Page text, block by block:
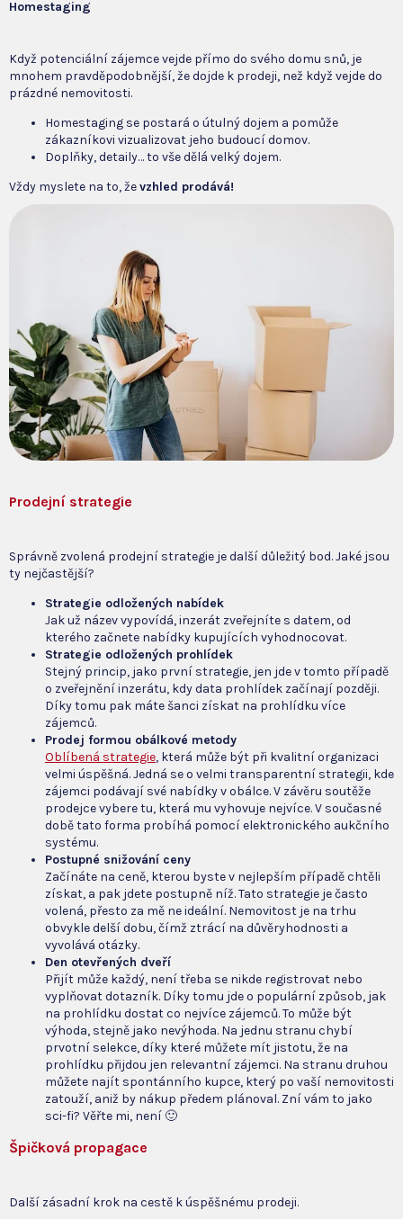
Homestaging
Když potenciální zájemce vejde přímo do svého domu snů, je
mnohem pravděpodobnější, že dojde k prodeji, než když vejde do
prázdné nemovitosti.
Homestaging se postará o útulný dojem a pomůže
zákazníkovi vizualizovat jeho budoucí domov.
Doplňky, detaily… to vše dělá velký dojem.
Vždy myslete na to, ževzhled prodává!
Prodejní strategie
Správně zvolená prodejní strategie je další důležitý bod. Jaké jsou
ty nejčastější?
Strategie odložených nabídek
Jak už název vypovídá, inzerát zveřejníte s datem, od
kterého začnete nabídky kupujících vyhodnocovat.
Strategie odložených prohlídek
Stejný princip, jako první strategie, jen jde v tomto případě
o zveřejnění inzerátu, kdy data prohlídek začínají později.
Díky tomu pak máte šanci získat na prohlídku více
zájemců.
Prodej formou obálkové metody
Oblíbená strategie, která může být při kvalitní organizaci
velmi úspěšná. Jedná se o velmi transparentní strategii, kde
zájemci podávají své nabídky v obálce. V závěru soutěže
prodejce vybere tu, která mu vyhovuje nejvíce. V současné
době tato forma probíhá pomocí elektronického aukčního
systému.
Postupné snižování ceny
Začínáte na ceně, kterou byste v nejlepším případě chtěli
získat, a pak jdete postupně níž. Tato strategie je často
volená, přesto za mě ne ideální. Nemovitost je na trhu
obvykle delší dobu, čímž ztrácí na důvěryhodnosti a
vyvolává otázky.
Den otevřených dveří
Přijít může každý, není třeba se nikde registrovat nebo
vyplňovat dotazník. Díky tomu jde o populární způsob, jak
na prohlídku dostat co nejvíce zájemců. To může být
výhoda, stejně jako nevýhoda. Na jednu stranu chybí
prvotní selekce, díky které můžete mít jistotu, že na
prohlídku přijdou jen relevantní zájemci. Na stranu druhou
můžete najít spontánního kupce, který po vaší nemovitosti
zatouží, aniž by nákup předem plánoval. Zní vám to jako
sci-fi? Věřte mi, není 🙂
Špičková propagace
Další zásadní krok na cestě k úspěšnému prodeji.